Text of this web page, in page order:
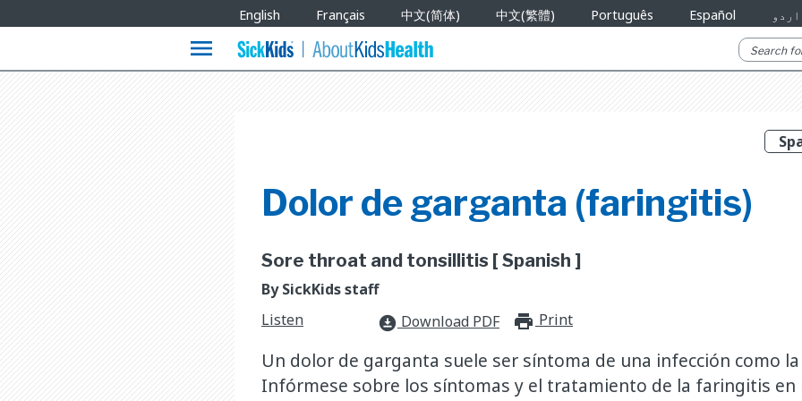
Languages
English Français 中文(简体) 中文(繁體) Português Español اردو
menu
Dolor de garganta (faringitis)
Sore throat and tonsillitis [ Spanish ]
By SickKids staff
Listen
download_for_offline Download PDF print_for_offline
Print
Un dolor de garganta suele ser síntoma de una infección como
Infórmese sobre los síntomas y el tratamiento de la faringitis en